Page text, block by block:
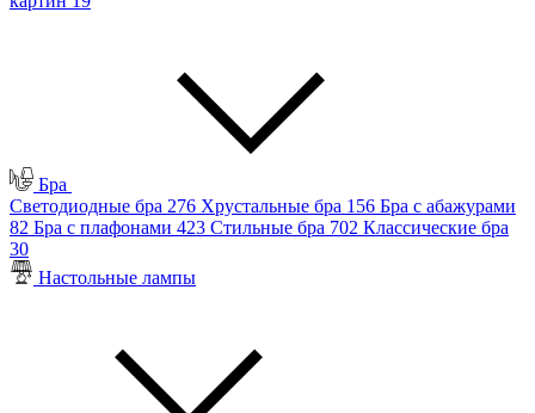
Бра
Светодиодные бра 276 Хрустальные бра 156 Бра с абажурами
82 Бра с плафонами 423 Стильные бра 702 Классические бра
30
Настольные лампы